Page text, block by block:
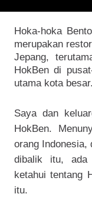
Hoka-hoka
merupakan
Jepang,
HokBen di
utama kota besar.
Saya dan
HokBen.
orang Indonesia,
dibalik itu, ada
ketahui tentang
itu.